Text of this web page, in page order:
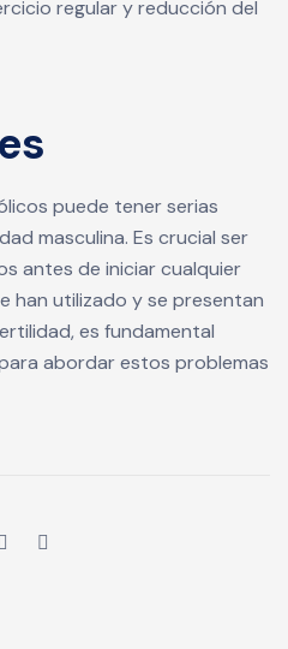
regular y reducción del
puede tener serias
masculina. Es crucial ser
antes de iniciar cualquier
han utilizado y se presentan
es fundamental
abordar estos problemas